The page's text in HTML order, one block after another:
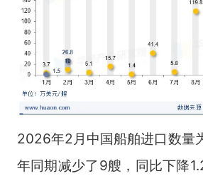
2026年2月中国船舶进口数量
年同期减少了9艘，同比下降